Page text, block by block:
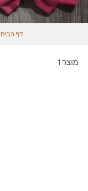
דף הבית
מוצר 1